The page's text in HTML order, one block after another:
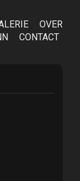
OVER
CONTACT